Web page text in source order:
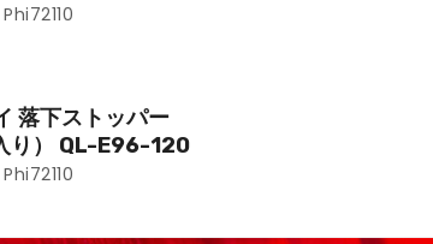
Phi72110
落下ストッパー
り） QL-E96-120
Phi72110